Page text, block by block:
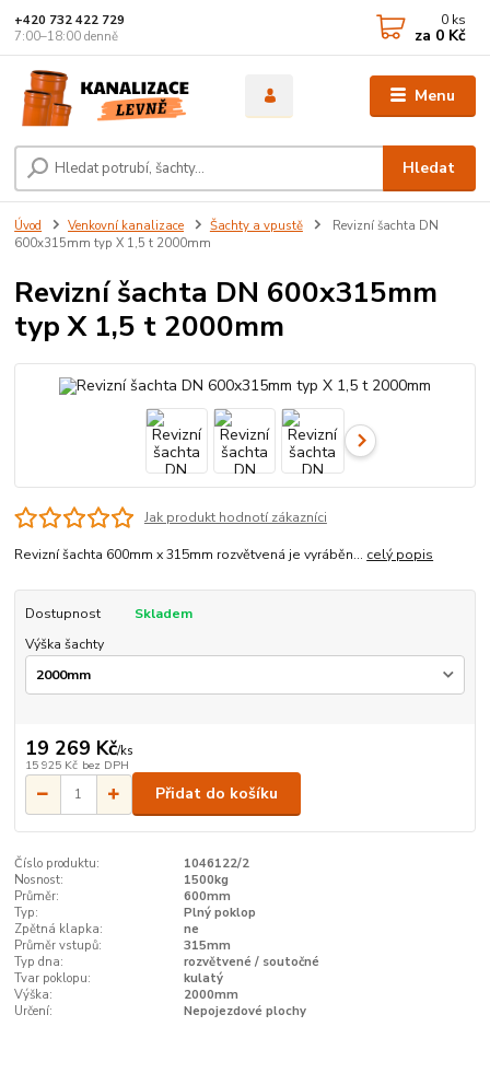
Menu
Hledat
+420 732 422 729
7:00–18:00 denně
0 ks
za 0 Kč
Úvod Venkovní kanalizace Šachty a vpustě
Revizní šachta DN
600x315mm typ X 1,5 t 2000mm
Revizní šachta DN 600x315mm
typ X 1,5 t 2000mm
Jak produkt hodnotí zákazníci
Revizní šachta 600mm x 315mm rozvětvená je vyráběn... celý popis
Dostupnost
Skladem
Výška šachty
19 269 Kč/ks
15 925 Kč bez DPH
Přidat do košíku
Číslo produktu:
1046122/2
Nosnost:
1500kg
Průměr:
600mm
Typ:
Plný poklop
Zpětná klapka:
ne
Průměr vstupů:
315mm
Typ dna:
rozvětvené / soutočné
Tvar poklopu:
kulatý
Výška:
2000mm
Určení:
Nepojezdové plochy